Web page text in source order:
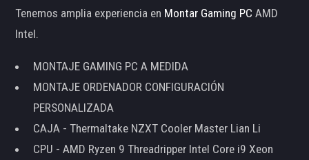
Tenemos amplia experiencia en Montar Gaming PC AMD
Intel.
MONTAJE GAMING PC A MEDIDA
MONTAJE ORDENADOR CONFIGURACIÓN
PERSONALIZADA
CAJA - Thermaltake NZXT Cooler Master Lian Li
CPU - AMD Ryzen 9 Threadripper Intel Core i9 Xeon